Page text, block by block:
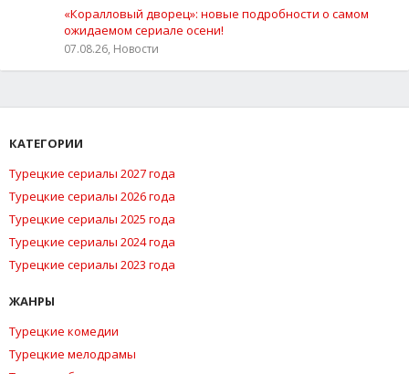
«Коралловый дворец»: новые подробности о самом
ожидаемом сериале осени!
07.08.26, Новости
КАТЕГОРИИ
Турецкие сериалы 2027 года
Турецкие сериалы 2026 года
Турецкие сериалы 2025 года
Турецкие сериалы 2024 года
Турецкие сериалы 2023 года
ЖАНРЫ
Турецкие комедии
Турецкие мелодрамы